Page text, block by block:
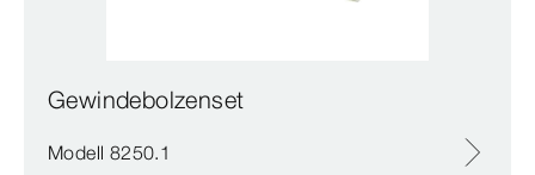
Gewindebolzenset
Modell 8250.1